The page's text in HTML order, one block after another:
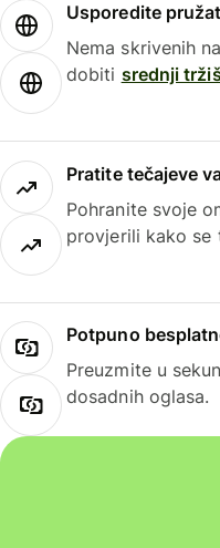
Usporedite
Nema skrivenih
dobiti srednji
Pratite tečajeve
Pohranite svoje
provjerili kako se
Potpuno
Preuzmite u
dosadnih oglasa.